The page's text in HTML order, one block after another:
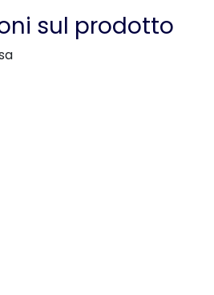
sul prodotto